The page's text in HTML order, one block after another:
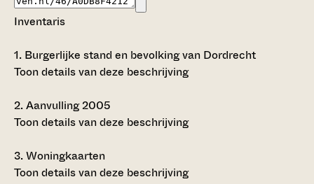
Inventaris
1. Burgerlijke stand en bevolking van Dordrecht
Toon details van deze beschrijving
2.Aanvulling 2005
Toon details van deze beschrijving
3.Woningkaarten
Toon details van deze beschrijving